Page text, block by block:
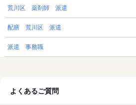
荒川区 薬剤師 派遣
配膳 荒川区 派遣
派遣 事務職
よくあるご質問